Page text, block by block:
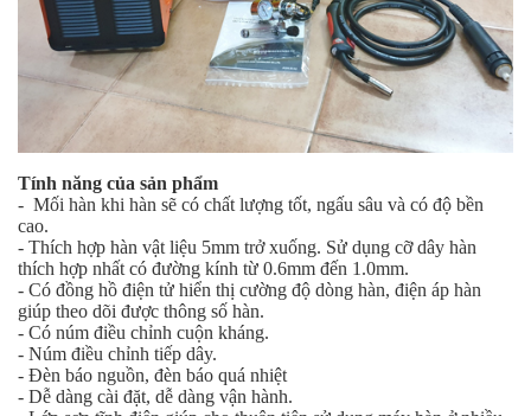
Tính năng của sản phẩm
- Mối hàn khi hàn sẽ có chất lượng tốt, ngấu sâu và có độ bền
cao.
- Thích hợp hàn vật liệu 5mm trở xuống. Sử dụng cỡ dây hàn
thích hợp nhất có đường kính từ 0.6mm đến 1.0mm.
- Có đồng hồ điện tử hiển thị cường độ dòng hàn, điện áp hàn
giúp theo dõi được thông số hàn.
- Có núm điều chỉnh cuộn kháng.
- Núm điều chỉnh tiếp dây.
- Đèn báo nguồn, đèn báo quá nhiệt
- Dễ dàng cài đặt, dễ dàng vận hành.